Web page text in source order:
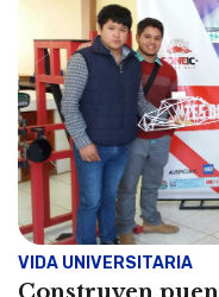
VIDA UNIVERSITARIA